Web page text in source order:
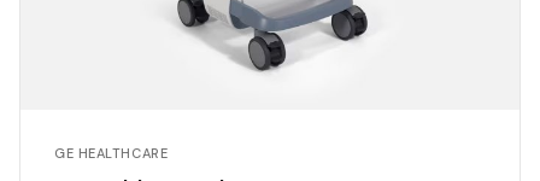
GE HEALTHCARE